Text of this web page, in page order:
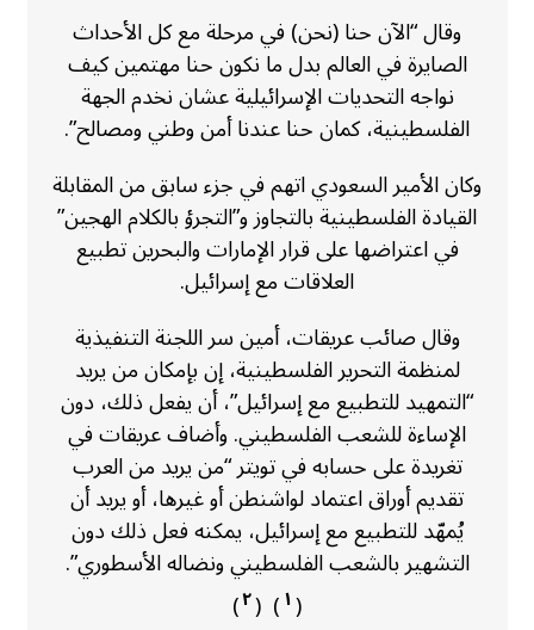
وقال “الآن حنا (نحن) في مرحلة مع كل الأحداث
الصايرة في العالم بدل ما نكون حنا مهتمين كيف
نواجه التحديات الإسرائيلية عشان نخدم الجهة
الفلسطينية، كمان حنا عندنا أمن وطني ومصالح”.
وكان الأمير السعودي اتهم في جزء سابق من المقابلة
القيادة الفلسطينية بالتجاوز و”التجرؤ بالكلام الهجين”
في اعتراضها على قرار الإمارات والبحرين تطبيع
العلاقات مع إسرائيل.
وقال صائب عريقات، أمين سر اللجنة التنفيذية
لمنظمة التحرير الفلسطينية، إن بإمكان من يريد
“التمهيد للتطبيع مع إسرائيل”، أن يفعل ذلك، دون
الإساءة للشعب الفلسطيني. وأضاف عريقات في
تغريدة على حسابه في تويتر “من يريد من العرب
تقديم أوراق اعتماد لواشنطن أو غيرها، أو يريد أن
يُمهّد للتطبيع مع إسرائيل، يمكنه فعل ذلك دون
التشهير بالشعب الفلسطيني ونضاله الأسطوري”.
(١) (٢)